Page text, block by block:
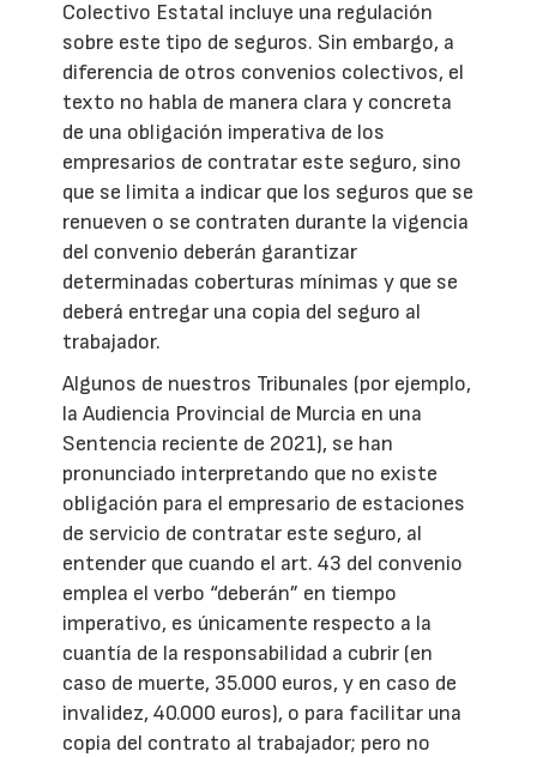
Colectivo Estatal incluye una regulación
sobre este tipo de seguros. Sin embargo, a
diferencia de otros convenios colectivos, el
texto no habla de manera clara y concreta
de una obligación imperativa de los
empresarios de contratar este seguro, sino
que se limita a indicar que los seguros que se
renueven o se contraten durante la vigencia
del convenio deberán garantizar
determinadas coberturas mínimas y que se
deberá entregar una copia del seguro al
trabajador.
Algunos de nuestros Tribunales (por ejemplo,
la Audiencia Provincial de Murcia en una
Sentencia reciente de 2021), se han
pronunciado interpretando que no existe
obligación para el empresario de estaciones
de servicio de contratar este seguro, al
entender que cuando el art. 43 del convenio
emplea el verbo “deberán” en tiempo
imperativo, es únicamente respecto a la
cuantía de la responsabilidad a cubrir (en
caso de muerte, 35.000 euros, y en caso de
invalidez, 40.000 euros), o para facilitar una
copia del contrato al trabajador; pero no